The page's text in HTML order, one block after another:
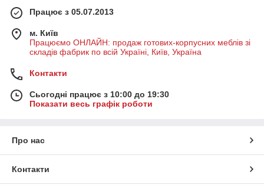
Працює з 05.07.2013
м. Київ
Працюємо ОНЛАЙН: продаж готових-корпусних меблів зі
складів фабрик по всій Україні, Київ, Україна
Контакти
Сьогодні працює з 10:00 до 19:30
Показати весь графік роботи
Про нас
Контакти